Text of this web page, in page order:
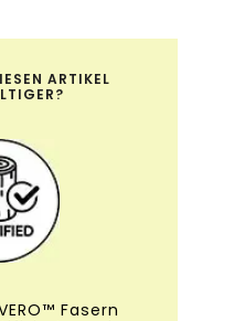
ARTIKEL
Fasern